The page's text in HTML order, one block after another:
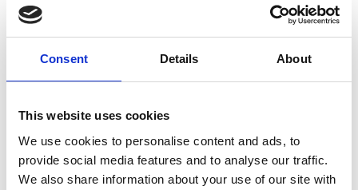
Consent Details About
This website uses cookies
We use cookies to personalise content and ads, to
provide social media features and to analyse our traffic.
We also share information about your use of our site with
Hörselkåpa för hjälm